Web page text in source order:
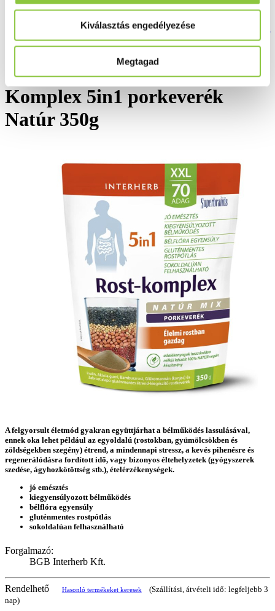
Kiválasztás engedélyezése
Megtagad
Főoldal
Interherb XXL 70 adag Rost-Komplex 5in1 porkeverék Natúr
350g
Interherb XXL 70 adag Rost-
Komplex 5in1 porkeverék
Natúr 350g
A felgyorsult életmód gyakran együttjárhat a bélműködés lassulásával,
ennek oka lehet például az egyoldalú (rostokban, gyümölcsökben és
zöldségekben szegény) étrend, a mindennapi stressz, a kevés pihenésre és
regenerálódásra fordított idő, vagy bizonyos éltehelyzetek (gyógyszerek
szedése, ágyhozkötöttség stb.), ételérzékenységek.
jó emésztés
kiegyensúlyozott bélműködés
bélflóra egyensúly
gluténmentes rostpótlás
sokoldalúan felhasználható
Forgalmazó:
BGB Interherb Kft.
Rendelhető Hasonló termékeket keresek
(Szállítási, átvételi idő: legfeljebb 3
nap)